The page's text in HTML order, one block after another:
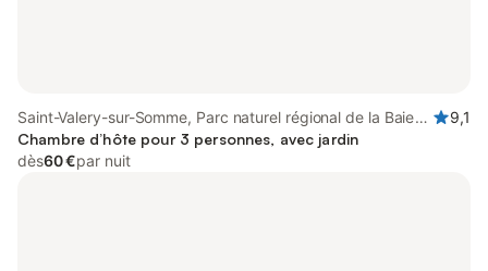
Saint-Valery-sur-Somme, Parc naturel régional de la Baie
de Somme Picardie Maritime
9,1
Chambre d’hôte pour 3 personnes, avec jardin
dès60 €par nuit